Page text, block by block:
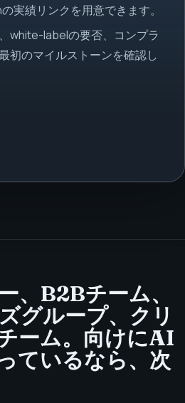
実績リンクを用意できます。
white-labelの要否、コンプラ
初のマイルストーンを確認し
、B2Bチーム、
グループ、クリ
ーム。向けにAI
ているなら、次